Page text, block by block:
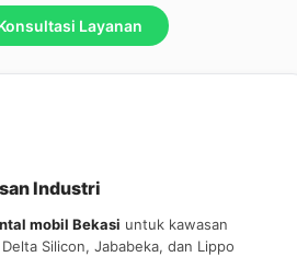
Layanan
Industri
mobil Bekasi untuk kawasan
Silicon, Jababeka, dan Lippo